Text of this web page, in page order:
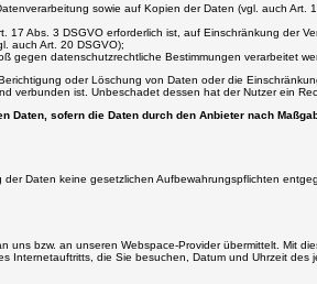
sowie auf Kopien der Daten (vgl. auch Art.
Abs. 3 DSGVO erforderlich ist, auf Einschränkung der
auch Art. 20 DSGVO);
datenschutzrechtliche Bestimmungen verarbeitet
oder Löschung von Daten oder die
verbunden ist. Unbeschadet dessen hat der Nutzer ein
sofern die Daten durch den Anbieter nach
Daten keine gesetzlichen Aufbewahrungspflichten
bzw. an unseren Webspace-Provider übermittelt. Mit
die Sie besuchen, Datum und Uhrzeit des